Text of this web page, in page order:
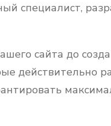
специалист,
сайта до
действительно